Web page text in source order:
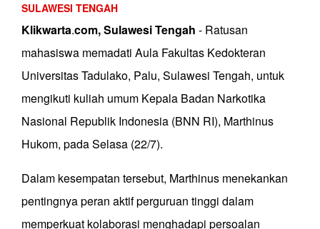
SULAWESI TENGAH
Klikwarta.com,SulawesiTengah - Ratusan
mahasiswa memadati Aula Fakultas Kedokteran
Universitas Tadulako, Palu, Sulawesi Tengah, untuk
mengikuti kuliah umum Kepala Badan Narkotika
Nasional Republik Indonesia (BNN RI), Marthinus
Hukom, pada Selasa (22/7).
Dalam kesempatan tersebut, Marthinus menekankan
pentingnya peran aktif perguruan tinggi dalam
memperkuat kolaborasi menghadapi persoalan